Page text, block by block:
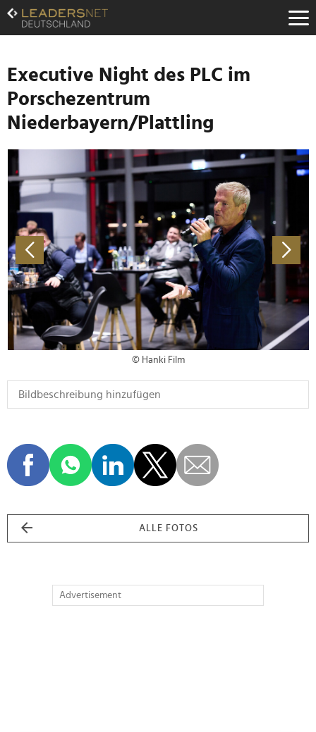
Zum
Inhalt
Zur
Navigation
Zur
Hauptnavigation
Executive Night des PLC im
Porschezentrum
Niederbayern/Plattling
© Hanki Film
ALLE FOTOS
Advertisement